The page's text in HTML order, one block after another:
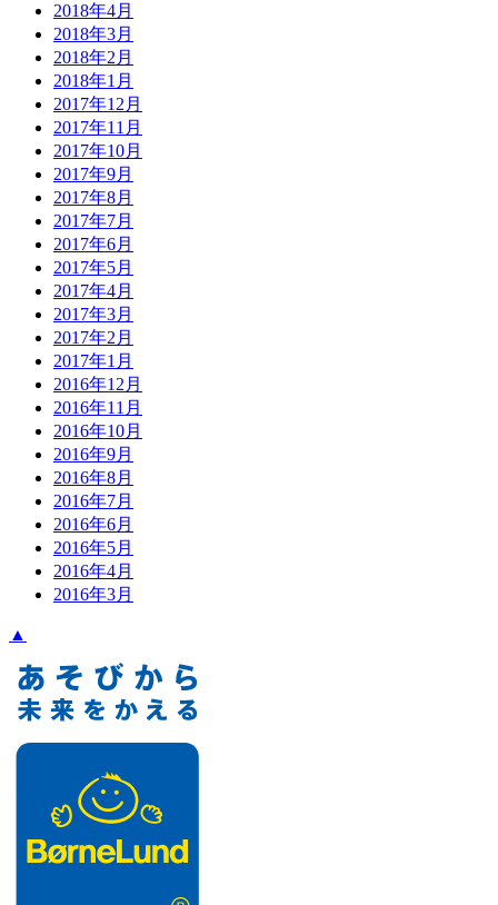
2018年4月
2018年3月
2018年2月
2018年1月
2017年12月
2017年11月
2017年10月
2017年9月
2017年8月
2017年7月
2017年6月
2017年5月
2017年4月
2017年3月
2017年2月
2017年1月
2016年12月
2016年11月
2016年10月
2016年9月
2016年8月
2016年7月
2016年6月
2016年5月
2016年4月
2016年3月
▲